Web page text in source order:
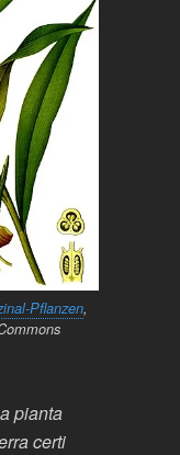
Pflanzen,
pianta
certi